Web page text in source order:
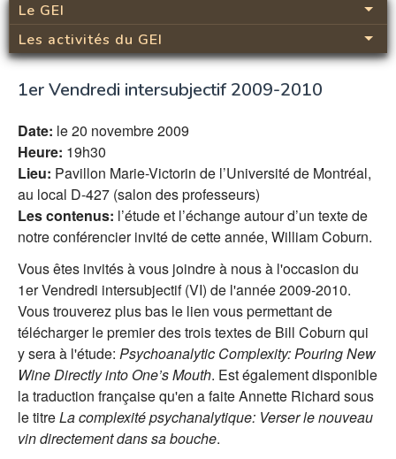
Le GEI
Les activités du GEI
1er Vendredi intersubjectif 2009-2010
Date: le 20 novembre 2009
Heure: 19h30
Lieu: Pavillon Marie-Victorin de l’Université de Montréal,
au local D-427 (salon des professeurs)
Les contenus: l’étude et l’échange autour d’un texte de
notre conférencier invité de cette année, William Coburn.
Vous êtes invités à vous joindre à nous à l'occasion du
1er Vendredi intersubjectif (VI) de l'année 2009-2010.
Vous trouverez plus bas le lien vous permettant de
télécharger le premier des trois textes de Bill Coburn qui
y sera à l'étude: Psychoanalytic Complexity: Pouring New
Wine Directly into One’s Mouth. Est également disponible
la traduction française qu'en a faite Annette Richard sous
le titreLa complexité psychanalytique: Verser le nouveau
vin directement dans sa bouche.